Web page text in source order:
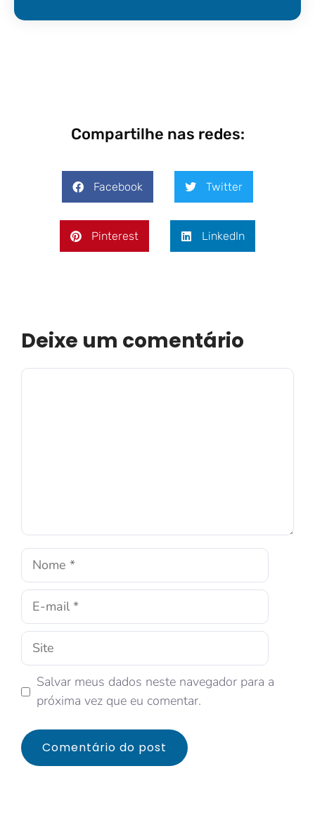
Compartilhe nas redes:
Facebook Twitter
Pinterest LinkedIn
Deixe um comentário
Salvar meus dados neste navegador para a
próxima vez que eu comentar.